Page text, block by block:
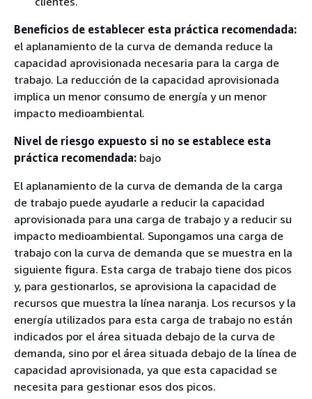
Beneficios de establecer esta práctica recomendada:
el aplanamiento de la curva de demanda reduce la
capacidad aprovisionada necesaria para la carga de
trabajo. La reducción de la capacidad aprovisionada
implica un menor consumo de energía y un menor
impacto medioambiental.
Nivel de riesgo expuesto si no se establece esta
práctica recomendada: bajo
El aplanamiento de la curva de demanda de la carga
de trabajo puede ayudarle a reducir la capacidad
aprovisionada para una carga de trabajo y a reducir su
impacto medioambiental. Supongamos una carga de
trabajo con la curva de demanda que se muestra en la
siguiente figura. Esta carga de trabajo tiene dos picos
y, para gestionarlos, se aprovisiona la capacidad de
recursos que muestra la línea naranja. Los recursos y la
energía utilizados para esta carga de trabajo no están
indicados por el área situada debajo de la curva de
demanda, sino por el área situada debajo de la línea de
capacidad aprovisionada, ya que esta capacidad se
necesita para gestionar esos dos picos.